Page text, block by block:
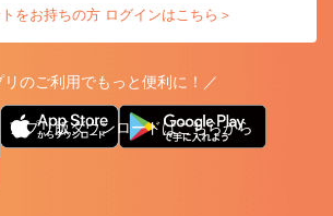
をお持ちの方 ログインはこちら＞
リのご利用でもっと便利に！／
アプリ版ダウンロードはこちらから